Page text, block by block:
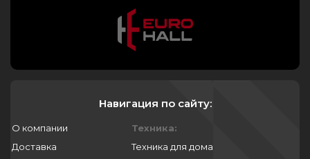
Навигация по сайту:
О компании
Доставка
Техника:
Техника для дома